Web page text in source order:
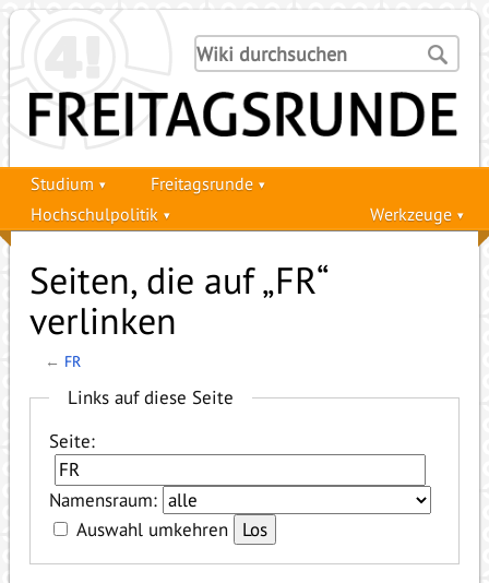
Studium
Freitagsrunde
Hochschulpolitik
Werkzeuge
Seiten, die auf „FR“
verlinken
← FR
Links auf diese Seite
Seite:
Namensraum:
Auswahl umkehren